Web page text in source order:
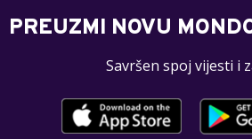
PREUZMI NOVU
Savršen spoj vijesti i